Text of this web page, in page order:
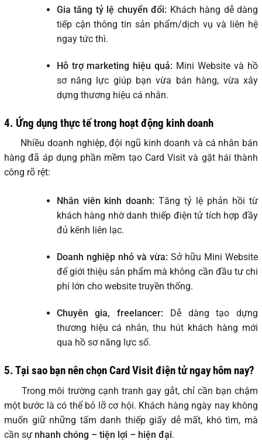
Gia tăng tỷ lệ chuyển đổi: Khách hàng dễ dàng
tiếp cận thông tin sản phẩm/dịch vụ và liên hệ
ngay tức thì.
Hỗ trợ marketing hiệu quả: Mini Website và hồ
sơ năng lực giúp bạn vừa bán hàng, vừa xây
dựng thương hiệu cá nhân.
4. Ứng dụng thực tế trong hoạt động kinh doanh
Nhiều doanh nghiệp, đội ngũ kinh doanh và cá nhân bán
hàng đã áp dụng phần mềm tạo Card Visit và gặt hái thành
công rõ rệt:
Nhân viên kinh doanh: Tăng tỷ lệ phản hồi từ
khách hàng nhờ danh thiếp điện tử tích hợp đầy
đủ kênh liên lạc.
Doanh nghiệp nhỏ và vừa: Sở hữu Mini Website
để giới thiệu sản phẩm mà không cần đầu tư chi
phí lớn cho website truyền thống.
Chuyên gia, freelancer: Dễ dàng tạo dựng
thương hiệu cá nhân, thu hút khách hàng mới
qua hồ sơ năng lực số.
5. Tại sao bạn nên chọn Card Visit điện tử ngay hôm nay?
Trong môi trường cạnh tranh gay gắt, chỉ cần bạn chậm
một bước là có thể bỏ lỡ cơ hội. Khách hàng ngày nay không
muốn giữ những tấm danh thiếp giấy dễ mất, khó tìm, mà
cần sự nhanh chóng – tiện lợi – hiện đại.